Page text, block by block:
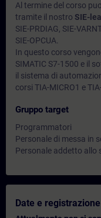
Al termine del corso
tramite il nostro SIE-
SIE-PRDIAG, SIE-
SIE-OPCUA.
In questo corso
SIMATIC S7-1500 e il
il sistema di
corsi TIA-MICRO1 e
Gruppo target
Programmatori
Personale di messa in
Personale addetto allo
Date e registrazione